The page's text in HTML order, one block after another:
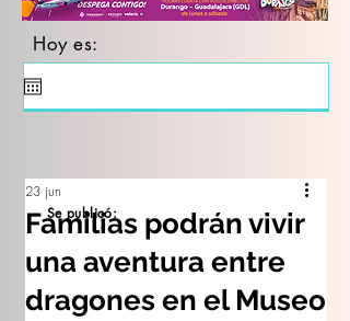
Hoy es:
Familias podrán vivir
una aventura entre
dragones en el Museo
23 jun
Se publicó: